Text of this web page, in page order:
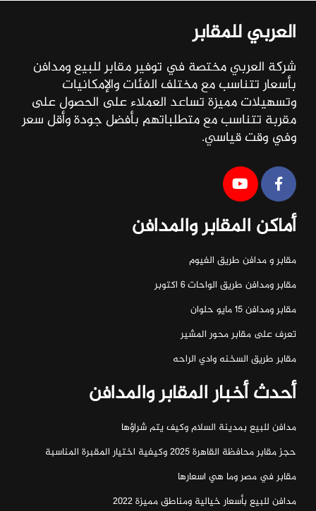
العربي للمقابر
شركة العربي مختصة في توفير مقابر للبيع ومدافن
بأسعار تتناسب مع مختلف الفئات والإمكانيات
وتسهيلات مميزة تساعد العملاء على الحصول على
مقربة تتناسب مع متطلباتهم بأفضل جودة وأقل سعر
وفي وقت قياسي.
أماكن المقابر والمدافن
مقابر و مدافن طريق الفيوم
مقابر ومدافن طريق الواحات ٦ اكتوبر
مقابر ومدافن ١٥ مايو حلوان
تعرف على مقابر محور المشير
مقابر طريق السخنه وادي الراحه
أحدث أخبار المقابر والمدافن
مدافن للبيع بمدينة السلام وكيف يتم شراؤها
حجز مقابر محافظة القاهرة 2025 وكيفية اختيار المقبرة المناسبة
مقابر في مصر وما هي اسعارها
مدافن للبيع بأسعار خيالية ومناطق مميزة 2022